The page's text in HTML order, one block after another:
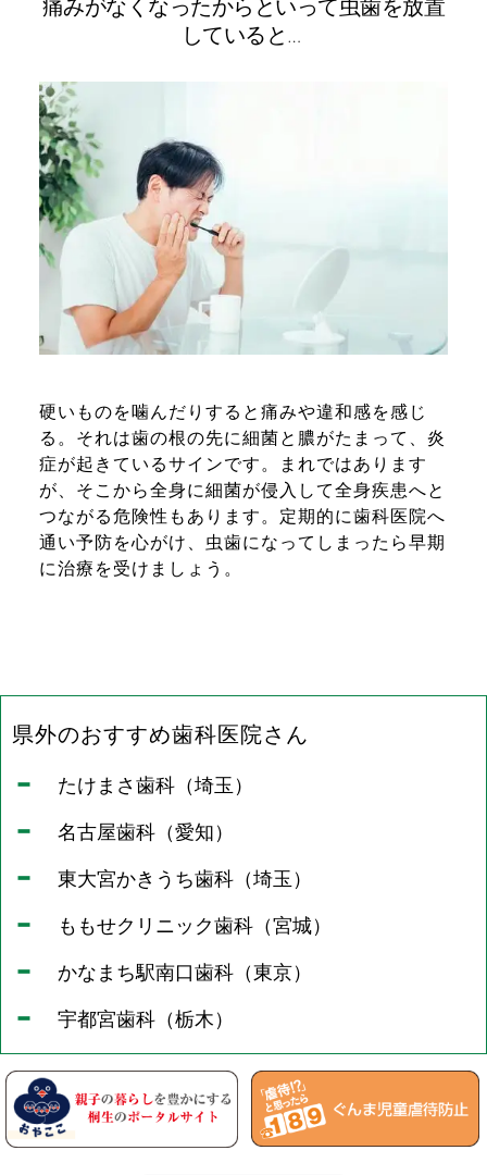
痛みがなくなったからといって虫歯を放置
していると…
硬いものを噛んだりすると痛みや違和感を感じ
る。それは歯の根の先に細菌と膿がたまって、炎
症が起きているサインです。まれではあります
が、そこから全身に細菌が侵入して全身疾患へと
つながる危険性もあります。定期的に歯科医院へ
通い予防を心がけ、虫歯になってしまったら早期
に治療を受けましょう。
県外のおすすめ歯科医院さん
たけまさ歯科（埼玉）
名古屋歯科（愛知）
東大宮かきうち歯科（埼玉）
ももせクリニック歯科（宮城）
かなまち駅南口歯科（東京）
宇都宮歯科（栃木）